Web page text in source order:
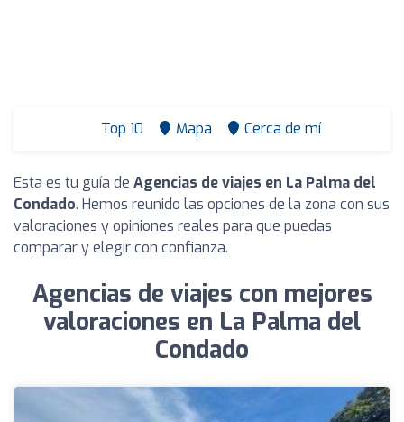
Top 10 Mapa Cerca de mí
Esta es tu guía de Agencias de viajes en La Palma del
Condado. Hemos reunido las opciones de la zona con sus
valoraciones y opiniones reales para que puedas
comparar y elegir con confianza.
Agencias de viajes con mejores
valoraciones en La Palma del
Condado